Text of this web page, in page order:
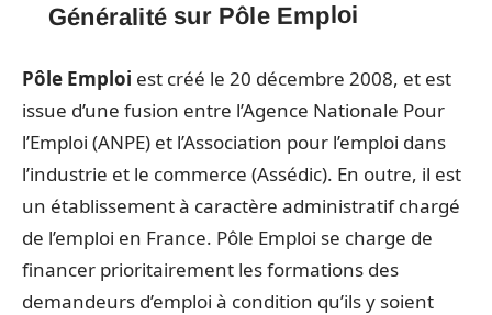
Généralité sur Pôle Emploi
Pôle Emploi est créé le 20 décembre 2008, et est
issue d’une fusion entre l’Agence Nationale Pour
l’Emploi (ANPE) et l’Association pour l’emploi dans
l’industrie et le commerce (Assédic). En outre, il est
un établissement à caractère administratif chargé
de l’emploi en France. Pôle Emploi se charge de
financer prioritairement les formations des
demandeurs d’emploi à condition qu’ils y soient